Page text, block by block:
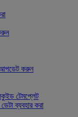
আপডেট করুন
টেমপ্লেট
ব্যবহার করা